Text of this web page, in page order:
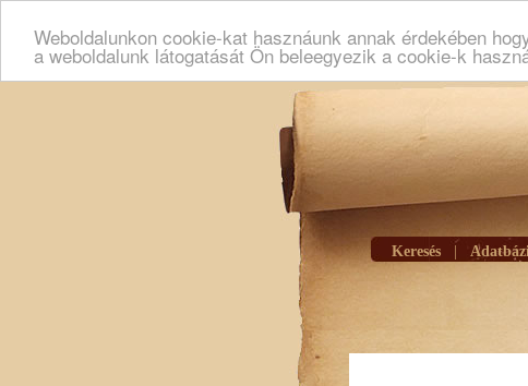
Weboldalunkon cookie-kat hasznáunk annak érdekében
a weboldalunk látogatását Ön beleegyezik a cookie-k
Keresés